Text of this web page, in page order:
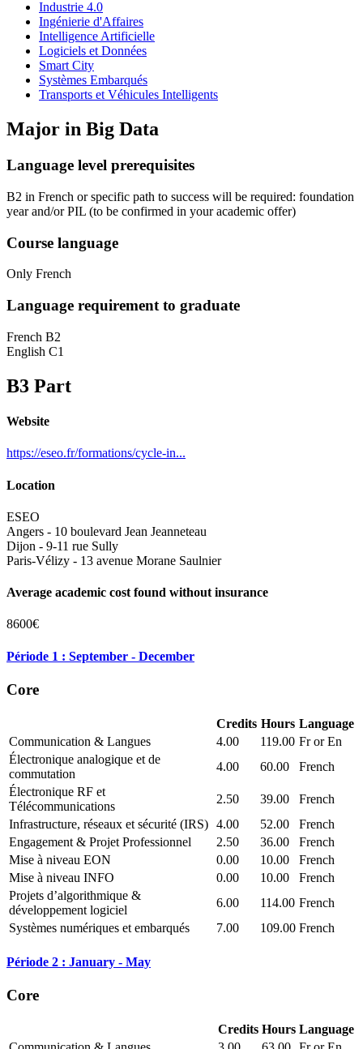
Industrie 4.0
Ingénierie d'Affaires
Intelligence Artificielle
Logiciels et Données
Smart City
Systèmes Embarqués
Transports et Véhicules Intelligents
Major in Big Data
Language level prerequisites
B2 in French or specific path to success will be required: foundation
year and/or PIL (to be confirmed in your academic offer)
Course language
Only French
Language requirement to graduate
French B2
English C1
B3 Part
Website
https://eseo.fr/formations/cycle-in...
Location
ESEO
Angers - 10 boulevard Jean Jeanneteau
Dijon - 9-11 rue Sully
Paris-Vélizy - 13 avenue Morane Saulnier
Average academic cost found without insurance
8600€
Période 1 : September - December
Core
Credits Hours Language
Communication & Langues
4.00 119.00 Fr or En
Électronique analogique et de
commutation
4.00 60.00
French
Électronique RF et
Télécommunications
2.50 39.00
French
Infrastructure, réseaux et sécurité (IRS) 4.00 52.00
French
Engagement & Projet Professionnel
2.50 36.00
French
Mise à niveau EON
0.00 10.00
French
Mise à niveau INFO
0.00 10.00
French
Projets d’algorithmique &
développement logiciel
6.00 114.00 French
Systèmes numériques et embarqués
7.00 109.00 French
Période 2 : January - May
Core
Credits Hours Language